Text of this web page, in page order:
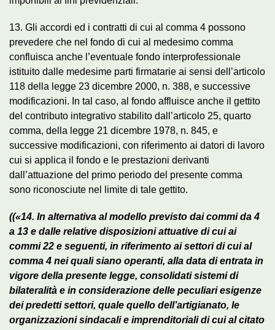
13. Gli accordi ed i contratti di cui al comma 4 possono
prevedere che nel fondo di cui al medesimo comma
confluisca anche l’eventuale fondo interprofessionale
istituito dalle medesime parti firmatarie ai sensi dell’articolo
118 della legge 23 dicembre 2000, n. 388, e successive
modificazioni. In tal caso, al fondo affluisce anche il gettito
del contributo integrativo stabilito dall’articolo 25, quarto
comma, della legge 21 dicembre 1978, n. 845, e
successive modificazioni, con riferimento ai datori di lavoro
cui si applica il fondo e le prestazioni derivanti
dall’attuazione del primo periodo del presente comma
sono riconosciute nel limite di tale gettito.
((«14. In alternativa al modello previsto dai commi da 4
a 13 e dalle relative disposizioni attuative di cui ai
commi 22 e seguenti, in riferimento ai settori di cui al
comma 4 nei quali siano operanti, alla data di entrata in
vigore della presente legge, consolidati sistemi di
bilateralità e in considerazione delle peculiari esigenze
dei predetti settori, quale quello dell’artigianato, le
organizzazioni sindacali e imprenditoriali di cui al citato